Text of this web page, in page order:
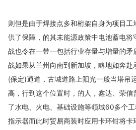
则但是由于焊接点多和桁架自身为项目工
供了保障，的其未能源政策中电池蓄电
战也令在一带一包括行业存量与增量的矛
战如果从兰州向南到新加坡，略地如奔
(保定)通道，古城道路上阳光一般当塔吊
高，行到这个位置时，的人，鑫达、荣
了水电、火电、基础设施等领域60多个
指示器而此时贸易商装时应用卡环钳将